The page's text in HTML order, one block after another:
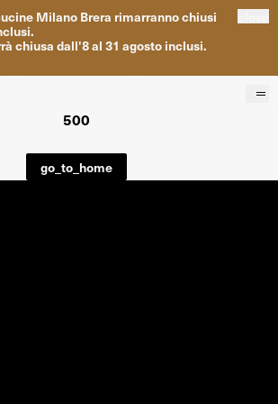
Milano Brera rimarrannochiusi
.
chiusa dall'8al 31 agosto inclusi.
500
go_to_home